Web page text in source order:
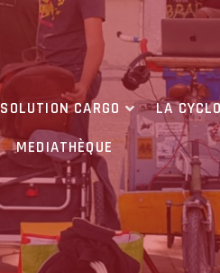
SOLUTION CARGO LA
MEDIATHÈQUE